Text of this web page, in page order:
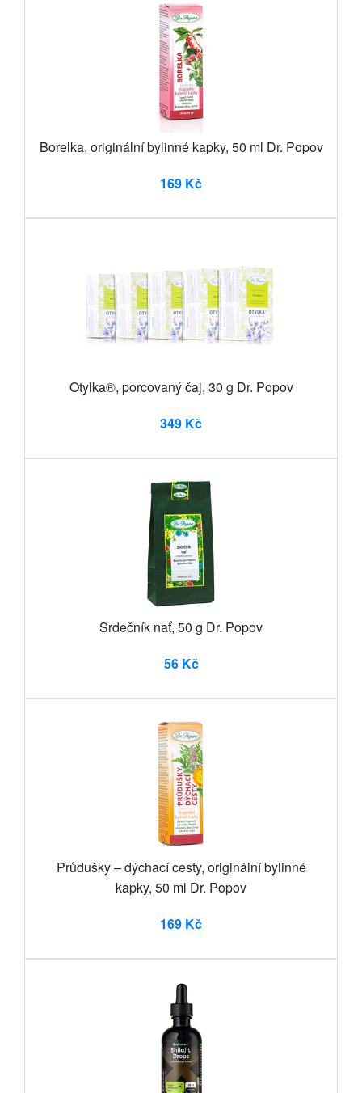
Borelka, originální bylinné kapky, 50 ml Dr. Popov
169 Kč
Otylka®, porcovaný čaj, 30 g Dr. Popov
349 Kč
Srdečník nať, 50 g Dr. Popov
56 Kč
Průdušky – dýchací cesty, originální bylinné
kapky, 50 ml Dr. Popov
169 Kč